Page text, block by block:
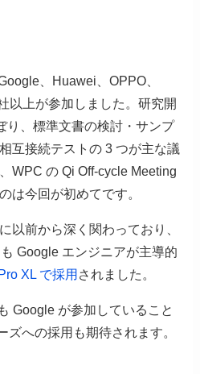
、Huawei、OPPO、
以上が参加しました。研究開
り、標準文書の検討・サンプ
互接続テストの 3 つが主な議
WPC の Qi Off-cycle Meeting
は今回が初めてです。
以前から深く関わっており、
Google エンジニアが主導的
XL で採用 されました。
Google が参加していること
ズへの採用も期待されます。